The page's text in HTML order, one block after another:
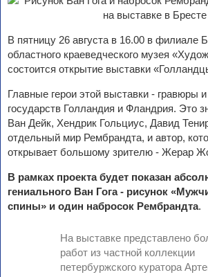
В пятницу 26 августа в 16.00 в филиале
областного краеведческого музея
состоится открытие выставки
Главные герои этой выставки - гравюры
государств Голландия и Фландрия. Это
Ван Дейк, Хендрик Гольциус, Давид
отдельный мир Рембрандта, и автор,
открывает большому зрителю - Жерар
В рамках проекта будет показан
гениального Ван Гога - рисунок
спины» и один набросок Рембрандта.
На выставке представлено
работ из частной коллекции
петербуржского куратора